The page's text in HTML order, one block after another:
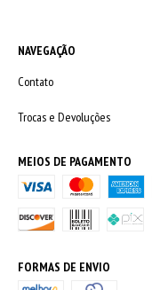
NAVEGAÇÃO
Contato
Trocas e Devoluções
MEIOS DE PAGAMENTO
FORMAS DE ENVIO